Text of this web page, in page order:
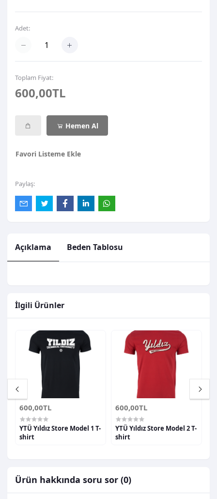
Adet:
Toplam Fiyat:
600,00TL
Hemen Al
Favori Listeme Ekle
Paylaş:
Açıklama Beden Tablosu
İlgili Ürünler
600,00TL
YTÜ Yıldız Store Model 1 T-
shirt
600,00TL
YTÜ Yıldız Store Model 2 T-
shirt
Ürün hakkında soru sor (0)